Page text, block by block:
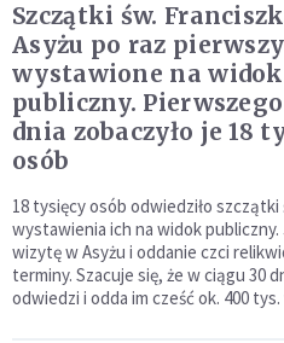
Szczątki św.
Asyżu po raz pierwszy
wystawione na widok
publiczny. Pierwszego
dnia zobaczyło je 18
osób
18 tysięcy osób odwiedziło
wystawienia ich na widok publiczny.
wizytę w Asyżu i oddanie czci
terminy. Szacuje się, że w ciągu 30
odwiedzi i odda im cześć ok. 400